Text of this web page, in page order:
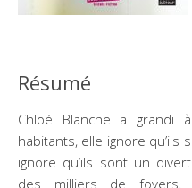
Résumé
Chloé Blanche a grandi
habitants, elle ignore qu’ils
ignore qu’ils sont un
des milliers de foyers.